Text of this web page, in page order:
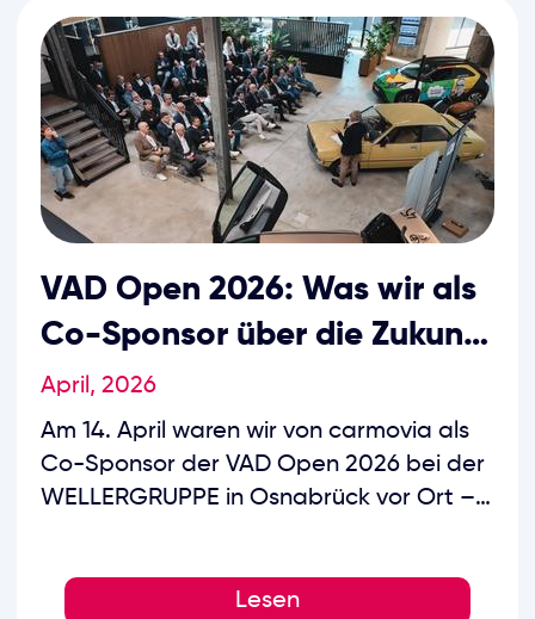
analoger Prozess: Spediteure anfragen,
Preise vergleichen, Termine koordinieren,
Status nachtelefonieren. Dabei
entscheidet gerade die Geschwindigkeit
der Fahrzeugbewegung darüber, wie
schnell Bestand dreht, Kunden beliefert
werden und Kapital wieder verfügbar ist.
VAD Open 2026: Was wir als
Co-Sponsor über die Zukunft
des Automobilhandels
mitnehmen
April, 2026
Am 14. April waren wir von carmovia als
Co-Sponsor der VAD Open 2026 bei der
WELLERGRUPPE in Osnabrück vor Ort –
Automobilhändler Deutschlands (VAD).
Lesen